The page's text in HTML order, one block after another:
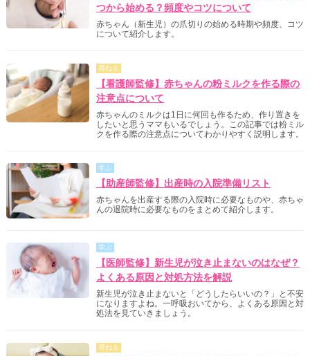
つから始める？頻度やコツについて
赤ちゃん（新生児）の爪切りの始める時期や頻度、コツ
について紹介します。
尋ねる
【看護師監修】赤ちゃんの粉ミルクを作る際の
注意点について
赤ちゃんのミルクは1日に何回も作るため、作り置きを
したいと思うママもいるでしょう。この記事では粉ミル
クを作る際の注意点についてわかりやすく説明します。
学ぶ
【助産師監修】出産時の入院準備リスト
赤ちゃんを出産する際の入院時に必要なものや、赤ちゃ
んの退院時に必要なものをまとめて紹介します。
学ぶ
【医師監修】新生児が泣き止まないのはなぜ？
よくある原因と対処方法を解説
新生児が泣き止まないと「どうしたらいいの？」と不安
になりますよね。一呼吸おいてから、よくある原因と対
処法を見ていきましょう。
尋ねる